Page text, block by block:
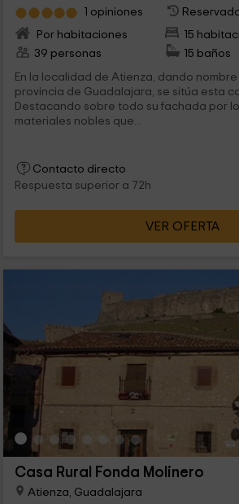
1 opiniones
Por habitaciones
15
39 personas
15 baños
En la localidad de Atienza, dando
provincia de Guadalajara, se sitúa esta
Destacando sobre todo su fachada por
materiales nobles que...
Contacto directo
Respuesta superior a 72h
VER OFERTA
Casa Rural Fonda Molinero
Atienza, Guadalajara